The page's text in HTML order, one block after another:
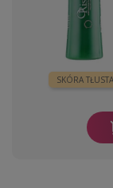
SKÓRA TŁUSTA